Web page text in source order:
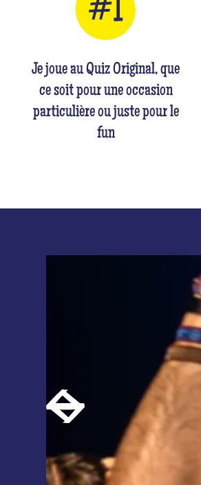
Je joue au Quiz Original, que
ce soit pour une occasion
particulière ou juste pour le
fun